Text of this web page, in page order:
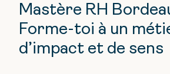
Mastère RH
Forme-toi à un
d’impact et de sens